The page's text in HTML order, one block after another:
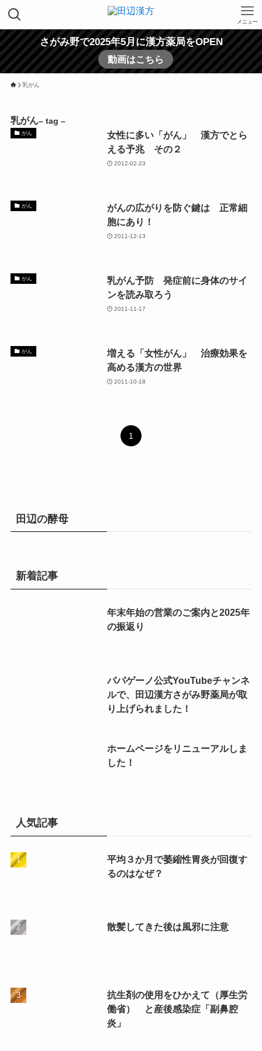
メニュー
さがみ野で2025年5月に漢方薬局をOPEN
動画はこちら
乳がん
乳がん– tag –
がん
女性に多い「がん」 漢方でとら
える予兆 その２
2012-02-23
がん
がんの広がりを防ぐ鍵は 正常細
胞にあり！
2011-12-13
がん
乳がん予防 発症前に身体のサイ
ンを読み取ろう
2011-11-17
がん
増える「女性がん」 治療効果を
高める漢方の世界
2011-10-18
1
田辺の酵母
新着記事
年末年始の営業のご案内と2025年
の振返り
パパゲーノ公式YouTubeチャンネ
ルで、田辺漢方さがみ野薬局が取
り上げられました！
ホームページをリニューアルしま
した！
人気記事
平均３か月で萎縮性胃炎が回復す
るのはなぜ？
散髪してきた後は風邪に注意
抗生剤の使用をひかえて（厚生労
働省） と産後感染症「副鼻腔
炎」